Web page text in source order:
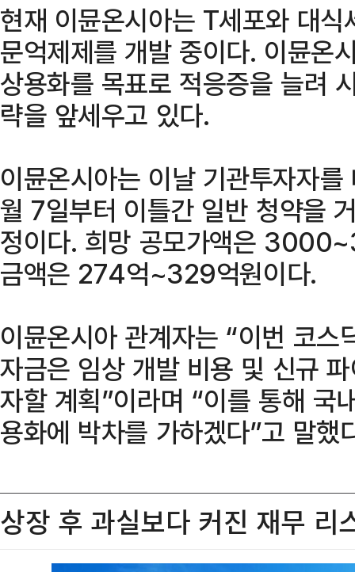
현재 이뮨온시아는 T세포와 대
문억제제를 개발 중이다. 이뮨온
상용화를 목표로 적응증을 늘려
략을 앞세우고 있다.
이뮨온시아는 이날 기관투자자
월 7일부터 이틀간 일반 청약을
정이다. 희망 공모가액은
금액은 274억~329억원이다.
이뮨온시아 관계자는 “이번 코
자금은 임상 개발 비용 및 신규
자할 계획”이라며 “이를 통해 국
용화에 박차를 가하겠다”고 말했
상장 후 과실보다 커진 재무 리